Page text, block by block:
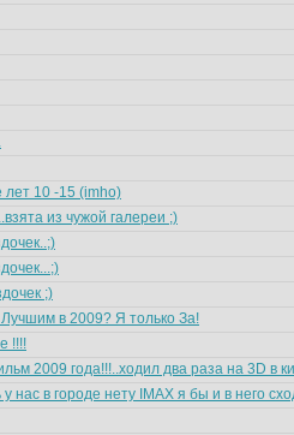
10 -15 (imho)
из чужой галереи ;)
;)
в 2009? Я только За!
!!!!
2009 года!!!..ходил два раза на 3D в
в городе нету IMAX я бы и в него